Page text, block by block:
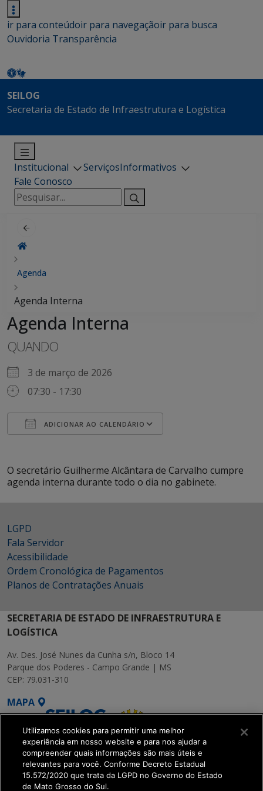
ir para conteúdoir para navegaçãoir para busca
Ouvidoria Transparência
SEILOG
Secretaria de Estado de Infraestrutura e Logística
Institucional ServiçosInformativos
Fale Conosco
Pesquisar
por:
Agenda
Agenda Interna
Agenda Interna
QUANDO
3 de março de 2026
07:30 - 17:30
ADICIONAR AO CALENDÁRIO
O secretário Guilherme Alcântara de Carvalho cumpre
agenda interna durante todo o dia no gabinete.
LGPD
Fala Servidor
Acessibilidade
Ordem Cronológica de Pagamentos
Planos de Contratações Anuais
SECRETARIA DE ESTADO DE INFRAESTRUTURA E
LOGÍSTICA
Av. Des. José Nunes da Cunha s/n, Bloco 14
Parque dos Poderes - Campo Grande | MS
CEP: 79.031-310
MAPA
SETDIG | Secretaria-
Utilizamos cookies para permitir uma melhor
experiência em nosso website e para nos ajudar a
compreender quais informações são mais úteis e
relevantes para você. Conforme Decreto Estadual
15.572/2020 que trata da LGPD no Governo do Estado
de Mato Grosso do Sul.